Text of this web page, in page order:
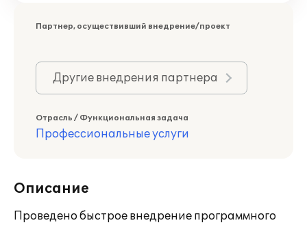
Партнер, осуществивший внедрение/проект
Другие внедрения партнера
Отрасль / Функциональная задача
Профессиональные услуги
Описание
Проведено быстрое внедрение программного